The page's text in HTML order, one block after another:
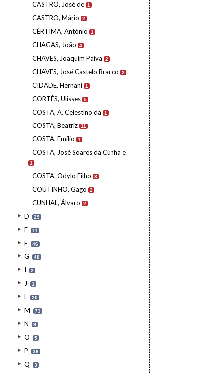
CASTRO, José de 1
CASTRO, Mário 2
CÉRTIMA, António 1
CHAGAS, João 4
CHAVES, Joaquim Paiva 2
CHAVES, José Castelo Branco 2
CIDADE, Hernani 1
CORTÊS, Ulisses 5
COSTA, A. Celestino da 1
COSTA, Beatriz 11
COSTA, Emílio 1
COSTA, José Soares da Cunha e
1
COSTA, Odylo Filho 3
COUTINHO, Gago 2
CUNHAL, Álvaro 2
D 29
E 11
F 46
G 48
I 2
J 1
L 20
M 73
N 9
O 5
P 36
Q 3